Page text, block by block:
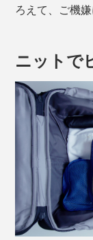
ろえて、ご機
ニットで